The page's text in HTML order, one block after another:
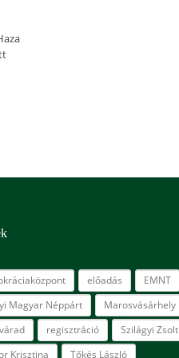
előadás
EMNT
Magyar Néppárt
Marosvásárhely
regisztráció
Szilágyi Zsolt
Krisztina
Tőkés László